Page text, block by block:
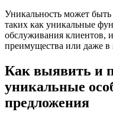
Уникальность может
таких как уникальные
обслуживания клиентов,
преимущества или даже
Как выявить и
уникальные
предложения